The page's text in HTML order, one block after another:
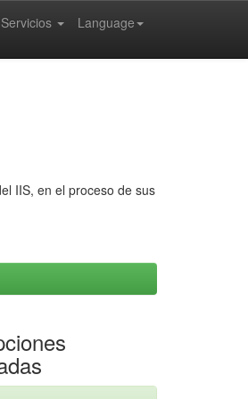
Language
Servicios
IIS, en el proceso de sus